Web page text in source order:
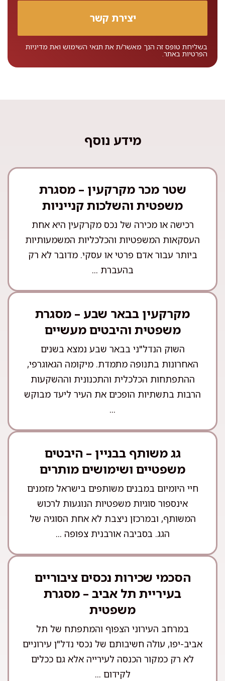
בשליחת טופס זה הנך מאשר/ת את תנאי השימוש ואת מדיניות
הפרטיות באתר.
מידע נוסף
שטר מכר מקרקעין – מסגרת
משפטית והשלכות קנייניות
רכישה או מכירה של נכס מקרקעין היא אחת
העסקאות המשפטיות והכלכליות המשמעותיות
ביותר עבור אדם פרטי או עסקי. מדובר לא רק
בהעברת ...
מקרקעין בבאר שבע – מסגרת
משפטית והיבטים מעשיים
השוק הנדל"ני בבאר שבע נמצא בשנים
האחרונות בתנופה מתמדת. מיקומה הגאוגרפי,
ההתפתחות הכלכלית והתכנונית וההשקעות
הרבות בתשתיות הופכים את העיר ליעד מבוקש
...
גג משותף בבניין – היבטים
משפטיים ושימושים מותרים
חיי היומיום במבנים משותפים בישראל מזמנים
אינספור סוגיות משפטיות הנוגעות לרכוש
המשותף, ובמרכזן ניצבת לא אחת הסוגיה של
הגג. בסביבה אורבנית צפופה ...
הסכמי שכירות נכסים ציבוריים
בעיריית תל אביב – מסגרת
משפטית
במרחב העירוני הצפוף והמתפתח של תל
אביב-יפו, עולה חשיבותם של נכסי נדל"ן עירוניים
לא רק כמקור הכנסה לעירייה אלא גם ככלים
לקידום ...